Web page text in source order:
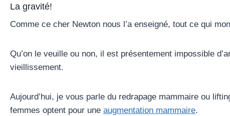
La gravité!
Comme ce cher Newton nous l’a enseigné, tout ce qui
Qu’on le veuille ou non, il est présentement impossible
vieillissement.
Aujourd’hui, je vous parle du redrapage mammaire ou
femmes optent pour une augmentation mammaire.